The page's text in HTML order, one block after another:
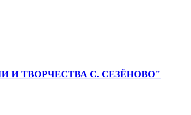
И ТВОРЧЕСТВА С. СЕЗЁНОВО"